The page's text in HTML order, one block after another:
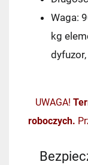
Waga:
kg
UWAGA!
roboczych.